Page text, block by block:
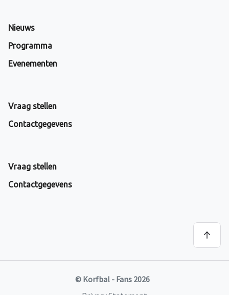
Nieuws
Programma
Evenementen
Vraag stellen
Contactgegevens
Vraag stellen
Contactgegevens
© Korfbal - Fans 2026